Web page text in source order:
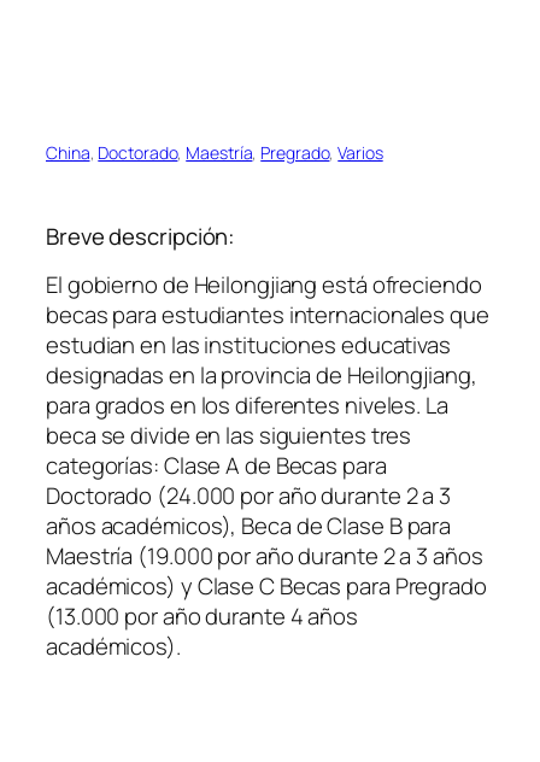
China, Doctorado, Maestría, Pregrado, Varios
Breve descripción:
El gobierno de Heilongjiang está ofreciendo
becas para estudiantes internacionales que
estudian en las instituciones educativas
designadas en la provincia de Heilongjiang,
para grados en los diferentes niveles. La
beca se divide en las siguientes tres
categorías: Clase A de Becas para
Doctorado (24.000 por año durante 2 a 3
años académicos), Beca de Clase B para
Maestría (19.000 por año durante 2 a 3 años
académicos) y Clase C Becas para Pregrado
(13.000 por año durante 4 años
académicos).